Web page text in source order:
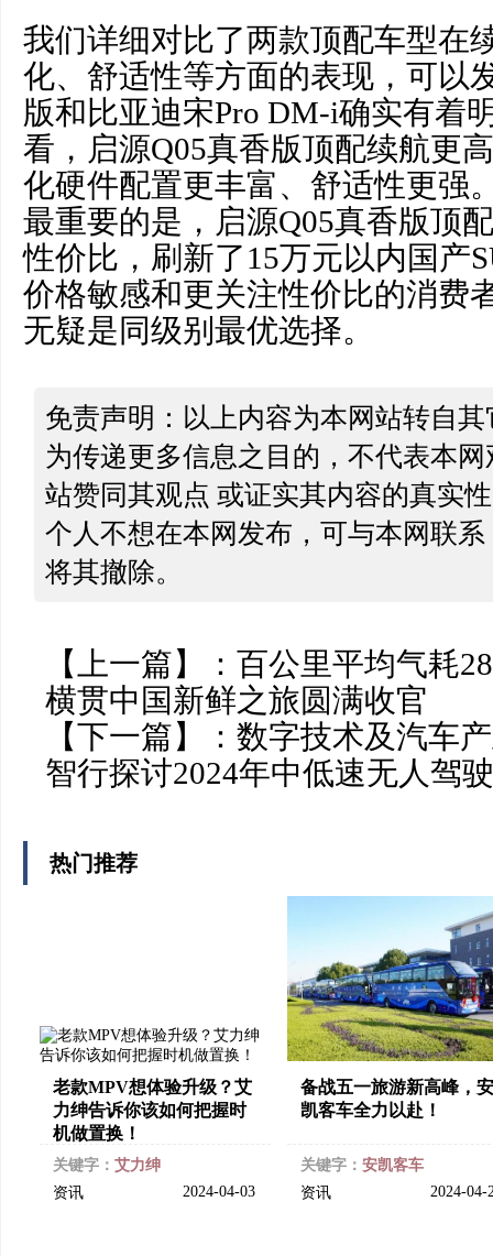
我们详细对比了两款顶配车型在
化、舒适性等方面的表现，可以
版和比亚迪宋Pro DM-i确实有着
看，启源Q05真香版顶配续航更
化硬件配置更丰富、舒适性更强
最重要的是，启源Q05真香版顶
性价比，刷新了15万元以内国产
价格敏感和更关注性价比的消费
无疑是同级别最优选择。
免责声明：以上内容为本网站转自
为传递更多信息之目的，不代表本
站赞同其观点 或证实其内容的真实
个人不想在本网发布，可与本网联
将其撤除。
【上一篇】： 百公里平均气耗
横贯中国新鲜之旅圆满收官
【下一篇】： 数字技术及汽车
智行探讨2024年中低速无人驾
热门推荐
老款MPV想体验升级？艾
力绅告诉你该如何把握时
机做置换！
关键字： 艾力绅
资讯
2024-04-03
备战五一旅游新高峰，安
凯客车全力以赴！
关键字： 安凯客车
资讯
2024-